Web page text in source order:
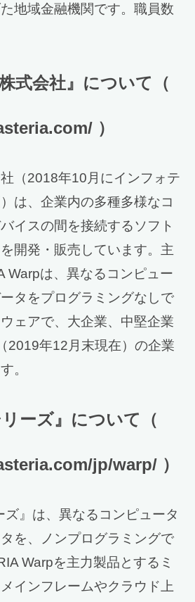
地域金融機関です。職員数
式会社』について（
）
（2018年10月にインフォテ
は、企業内の多種多様なコ
イスの間を接続するソフト
開発・販売しています。主
Warpは、異なるコンピュー
タをプログラミングなしで
ェアで、大企業、中堅企業
2019年12月末現在）の企業
。
リーズ』について（
jp/warp/ ）
ズ』は、異なるコンピュータ
を、ノンプログラミングで
Warpを主力製品とするミ
インフレームやクラウド上